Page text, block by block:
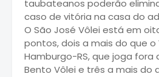
taubateanos poderão
caso de vitória na casa do
O São José Vôlei está em
pontos, dois a mais do que o
Hamburgo-RS, que joga
Bento Vôlei e três a mais do